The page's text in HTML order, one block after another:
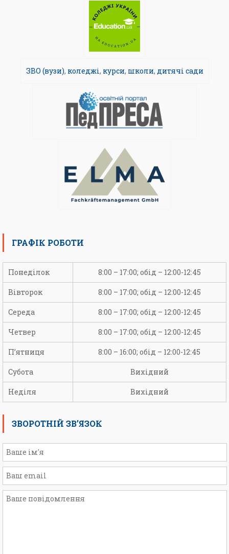
ЗВО (вузи), коледжі, курси, школи, дитячі сади
ГРАФІК РОБОТИ
Понеділок 8:00 – 17:00; обід – 12:00-12:45
Вівторок 8:00 – 17:00; обід – 12:00-12:45
Середа 8:00 – 17:00; обід – 12:00-12:45
Четвер 8:00 – 17:00; обід – 12:00-12:45
П’ятниця 8:00 – 16:00; обід – 12:00-12:45
Субота Вихідний
Неділя Вихідний
ЗВОРОТНІЙ ЗВ’ЯЗОК